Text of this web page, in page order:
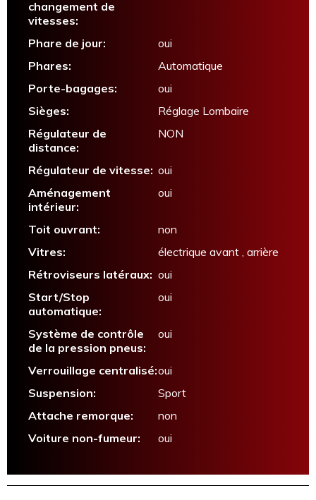
changement de
vitesses:
Phare de jour:
oui
Phares:
Automatique
Porte-bagages:
oui
Sièges:
Réglage Lombaire
Régulateur de
distance:
NON
Régulateur de vitesse: oui
Aménagement
intérieur:
oui
Toit ouvrant:
non
Vitres:
électrique avant , arrière
Rétroviseurs latéraux: oui
Start/Stop
automatique:
oui
Système de contrôle
de la pression pneus:
oui
Verrouillage centralisé:oui
Suspension:
Sport
Attache remorque:
non
Voiture non-fumeur:
oui